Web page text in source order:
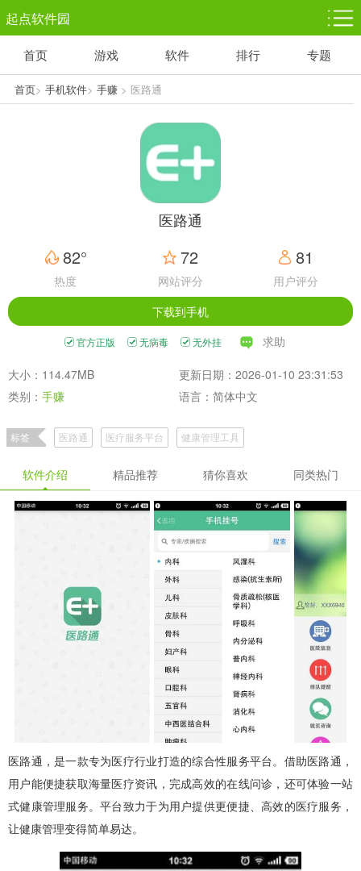
起点软件园
塔防游戏
1千+款游戏
休闲益智
1万+款游戏
体育竞技
5百+款游戏
赛车竞速
3百+款游戏
首页 游戏 软件 排行 专题
首页> 手机软件> 手赚> 医路通
医路通
82°
热度
72
网站评分
81
用户评分
下载到手机
官方正版 无病毒 无外挂 求助
大小：114.47MB
更新日期：2026-01-10 23:31:53
类别： 手赚 语言：简体中文
标签 医路通 医疗服务平台 健康管理工具
软件介绍 精品推荐 猜你喜欢 同类热门
医路通，是一款专为医疗行业打造的综合性服务平台。借助医路通，
用户能便捷获取海量医疗资讯，完成高效的在线问诊，还可体验一站
式健康管理服务。平台致力于为用户提供更便捷、高效的医疗服务，
让健康管理变得简单易达。